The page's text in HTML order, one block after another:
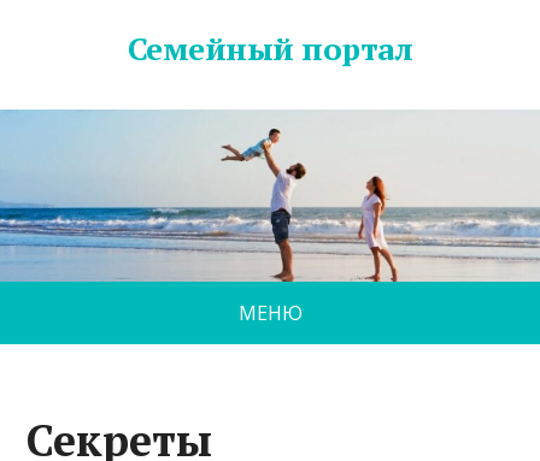
Семейный портал
МЕНЮ
Секреты